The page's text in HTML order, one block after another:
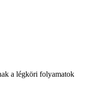
a légköri folyamatok